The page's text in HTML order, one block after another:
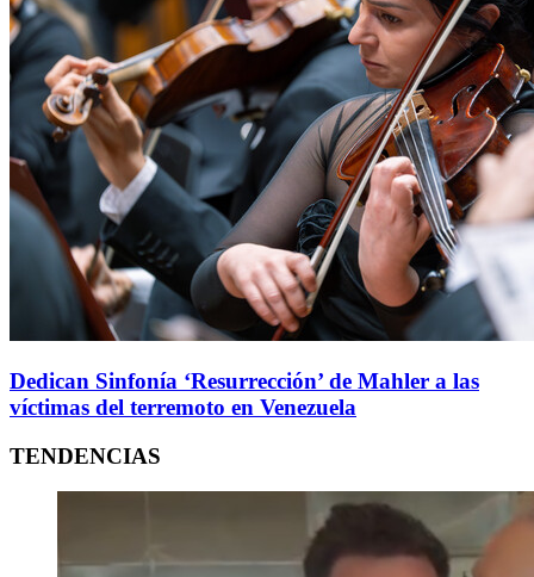
Dedican Sinfonía ‘Resurrección’ de Mahler a las
víctimas del terremoto en Venezuela
TENDENCIAS